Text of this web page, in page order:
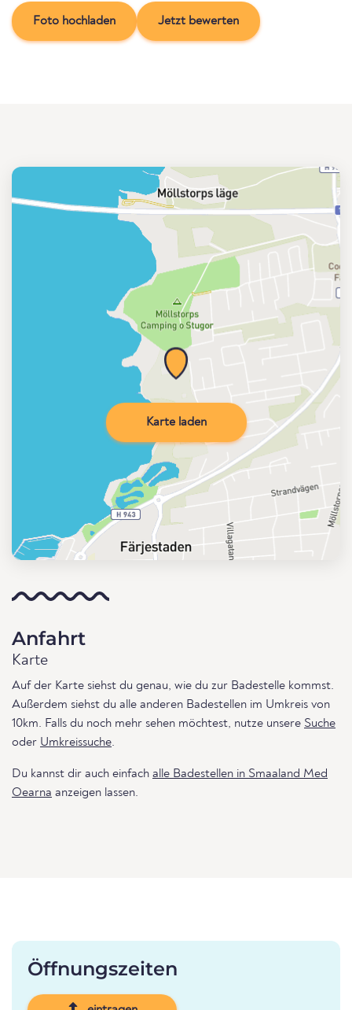
Foto hochladen Jetzt bewerten
Karte laden
Anfahrt
Karte
Auf der Karte siehst du genau, wie du zur Badestelle kommst.
Außerdem siehst du alle anderen Badestellen im Umkreis von
10km. Falls du noch mehr sehen möchtest, nutze unsere Suche
oder Umkreissuche.
Du kannst dir auch einfach alle Badestellen in Smaaland Med
Oearna anzeigen lassen.
Öffnungszeiten